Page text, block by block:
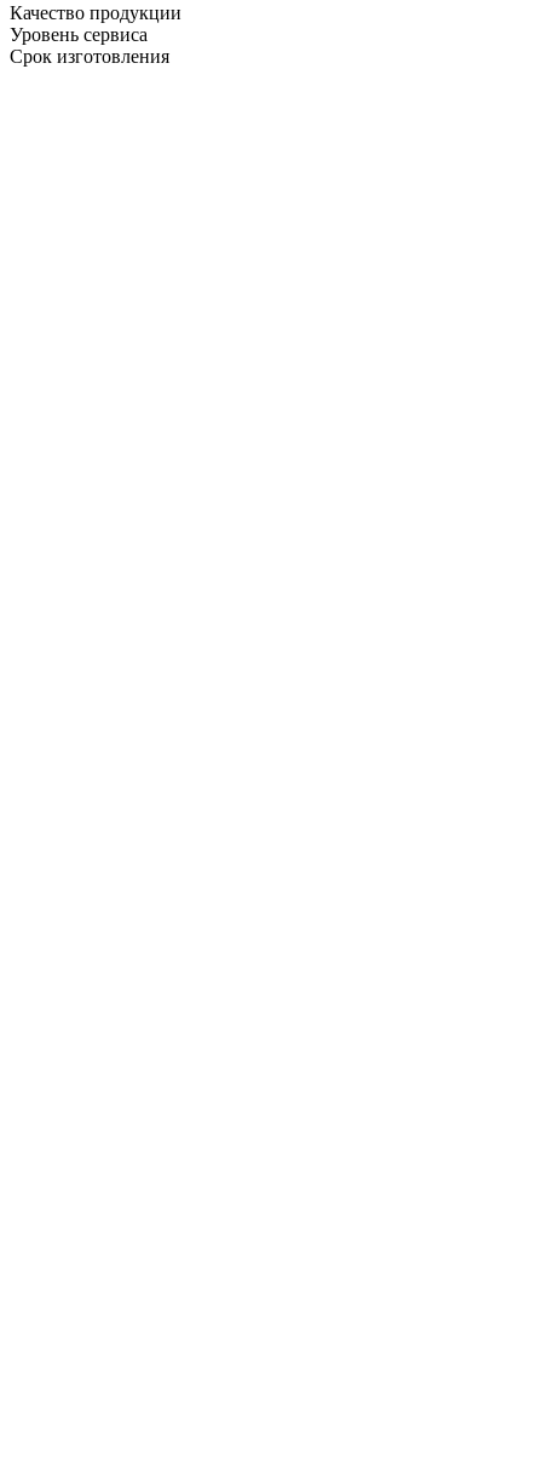
Качество продукции
Уровень сервиса
Срок изготовления